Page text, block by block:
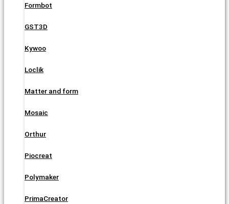
Formbot
GST3D
Kywoo
Loclik
Matter and form
Mosaic
Orthur
Piocreat
Polymaker
PrimaCreator